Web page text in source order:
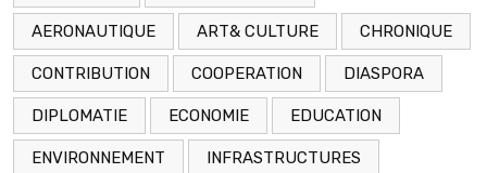
AERONAUTIQUE ART& CULTURE CHRONIQUE
CONTRIBUTION COOPERATION DIASPORA
DIPLOMATIE ECONOMIE EDUCATION
ENVIRONNEMENT INFRASTRUCTURES